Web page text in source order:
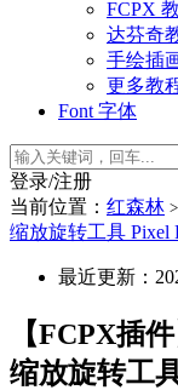
FCPX
达芬奇
手绘插
更多教
Font 字体
登录/注册
当前位置： 红森林 >
缩放旋转工具 Pixel
最近更新：
【FCPX插
缩放旋转工